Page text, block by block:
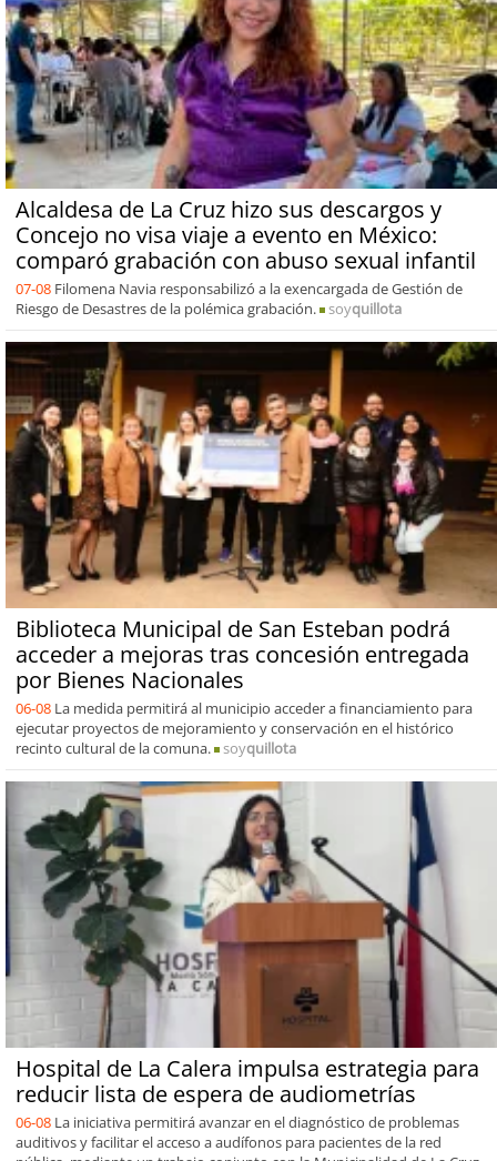
Alcaldesa de La Cruz hizo sus descargos y
Concejo no visa viaje a evento en México:
comparó grabación con abuso sexual infantil
07-08 Filomena Navia responsabilizó a la exencargada de Gestión de
Riesgo de Desastres de la polémica grabación.
soyquillota
Biblioteca Municipal de San Esteban podrá
acceder a mejoras tras concesión entregada
por Bienes Nacionales
06-08 La medida permitirá al municipio acceder a financiamiento para
ejecutar proyectos de mejoramiento y conservación en el histórico
recinto cultural de la comuna.
soyquillota
Hospital de La Calera impulsa estrategia para
reducir lista de espera de audiometrías
06-08 La iniciativa permitirá avanzar en el diagnóstico de problemas
auditivos y facilitar el acceso a audífonos para pacientes de la red